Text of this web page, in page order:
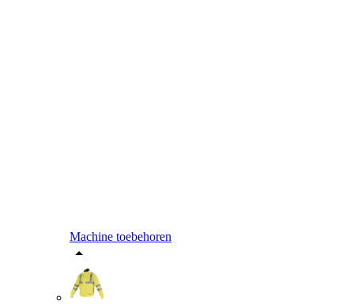
Machine toebehoren